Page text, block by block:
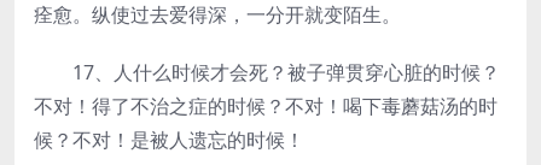
痊愈。纵使过去爱得深，一分开就变陌生。
17、人什么时候才会死？被子弹贯穿心脏的时候？
不对！得了不治之症的时候？不对！喝下毒蘑菇汤的时
候？不对！是被人遗忘的时候！